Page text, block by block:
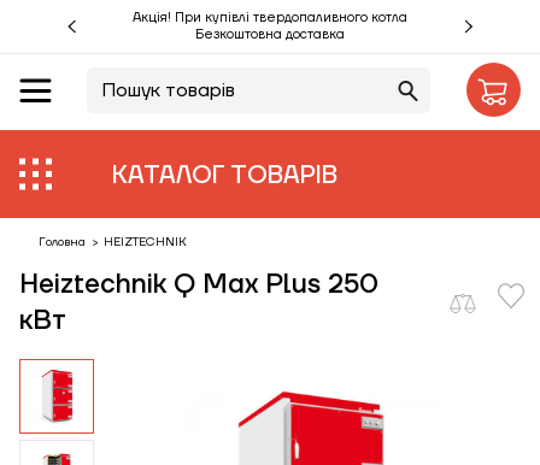
Акція! При купівлі твердопаливного котла
Безкоштовна доставка
КАТАЛОГ ТОВАРІВ
Акції %
Виробники
Об'єкти
Монтаж
Клієнтам
Статті
Головна > HEIZTECHNIK
Heiztechnik Q Max Plus 250
кВт